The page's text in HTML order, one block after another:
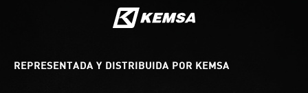
REPRESENTADA Y DISTRIBUIDA POR KEMSA